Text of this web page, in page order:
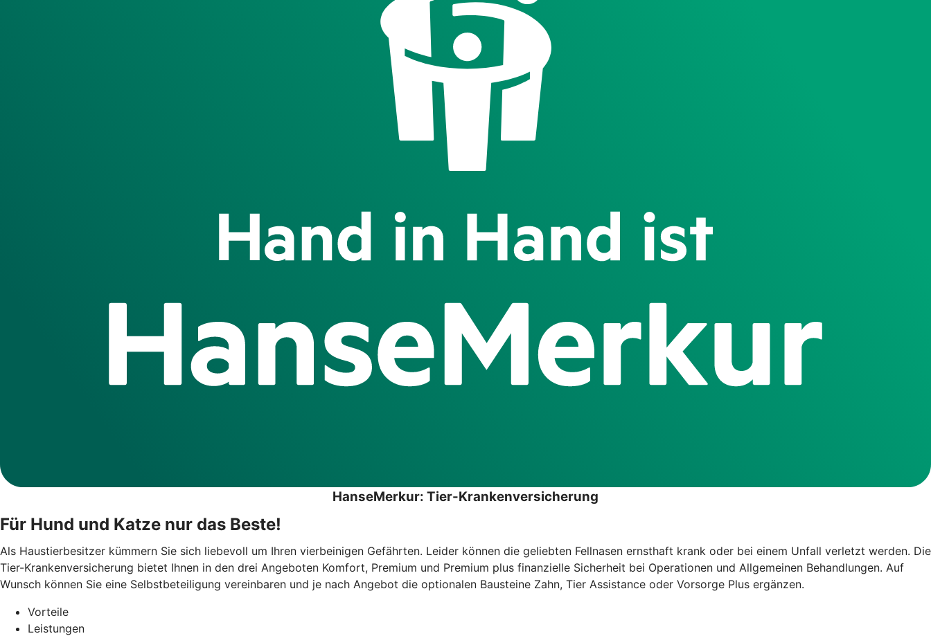
HanseMerkur: Tier-Krankenversicherung
Für Hund und Katze nur das Beste!
Als Haustierbesitzer kümmern Sie sich liebevoll um Ihren vierbeinigen Gefährten. Leider können die geliebten Fellnasen ernsthaft krank oder bei einem Unfall verletzt werden. Die
Tier-Krankenversicherung bietet Ihnen in den drei Angeboten Komfort, Premium und Premium plus finanzielle Sicherheit bei Operationen und Allgemeinen Behandlungen. Auf
Wunsch können Sie eine Selbstbeteiligung vereinbaren und je nach Angebot die optionalen Bausteine Zahn, Tier Assistance oder Vorsorge Plus ergänzen.
Vorteile
Leistungen